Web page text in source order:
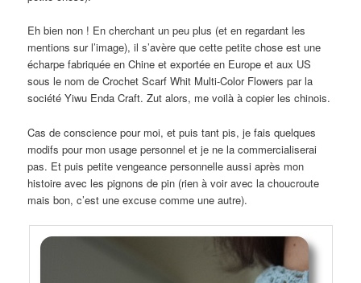
Eh bien non ! En cherchant un peu plus (et en regardant les
mentions sur l’image), il s’avère que cette petite chose est une
écharpe fabriquée en Chine et exportée en Europe et aux US
sous le nom de Crochet Scarf Whit Multi-Color Flowers par la
société Yiwu Enda Craft. Zut alors, me voilà à copier les chinois.
Cas de conscience pour moi, et puis tant pis, je fais quelques
modifs pour mon usage personnel et je ne la commercialiserai
pas. Et puis petite vengeance personnelle aussi après mon
histoire avec les pignons de pin (rien à voir avec la choucroute
mais bon, c’est une excuse comme une autre).